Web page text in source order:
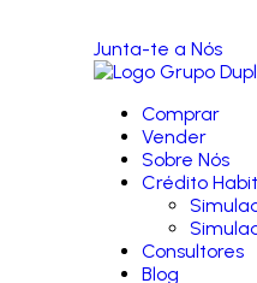
Junta-te a Nós
Comprar
Vender
Sobre Nós
Crédito
Consultores
Blog